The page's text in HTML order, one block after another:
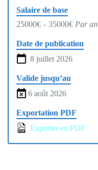
Salaire de base
25000€ - 35000€ Par an
Date de publication
8 juillet 2026
Valide jusqu’au
6 août 2026
Exportation PDF
Exporter en PDF